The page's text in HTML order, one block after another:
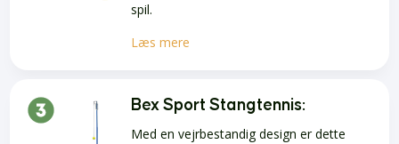
spil.
Læs mere
Bex Sport Stangtennis:
Med en vejrbestandig design er dette